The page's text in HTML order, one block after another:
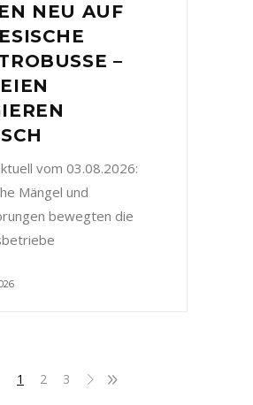
NEU AUF
–
vom 03.08.2026:
Mängel und
bewegten die
1 2 3